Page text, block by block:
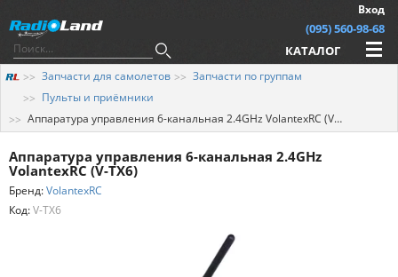
Вход
(095) 560-98-68
КАТАЛОГ
Запчасти для самолетов
Запчасти по группам
Пульты и приёмники
Аппаратура управления 6-канальная 2.4GHz VolantexRC (V-TX6)
Аппаратура управления 6-канальная 2.4GHz
VolantexRC (V-TX6)
Бренд:VolantexRC
Код:V-TX6